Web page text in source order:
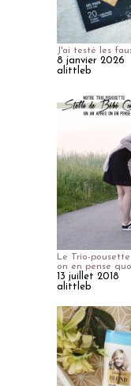
J'ai testé les
8 janvier 2026
alittleb
Le Trio-
on en pense
13 juillet 2018
alittleb